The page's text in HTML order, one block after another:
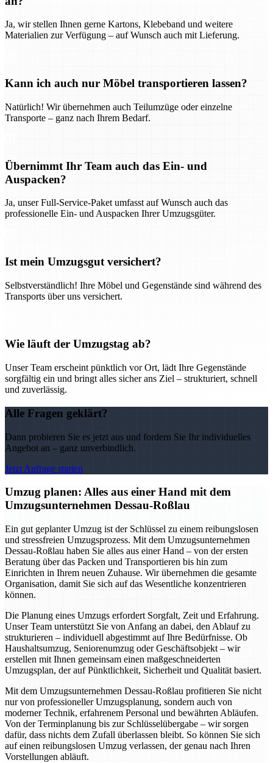
Ja, wir stellen Ihnen gerne Kartons, Klebeband und weitere
Materialien zur Verfügung – auf Wunsch auch mit Lieferung.
Kann ich auch nur Möbel transportieren lassen?
Natürlich! Wir übernehmen auch Teilumzüge oder einzelne
Transporte – ganz nach Ihrem Bedarf.
Übernimmt Ihr Team auch das Ein- und
Auspacken?
Ja, unser Full-Service-Paket umfasst auf Wunsch auch das
professionelle Ein- und Auspacken Ihrer Umzugsgüter.
Ist mein Umzugsgut versichert?
Selbstverständlich! Ihre Möbel und Gegenstände sind während des
Transports über uns versichert.
Wie läuft der Umzugstag ab?
Unser Team erscheint pünktlich vor Ort, lädt Ihre Gegenstände
sorgfältig ein und bringt alles sicher ans Ziel – strukturiert, schnell
und zuverlässig.
Alle Fragen geklärt?
Dann probieren Sie es jetzt aus und fordern Sie Ihr individuelles
Angebot an – ganz unverbindlich.
Jetzt Anfrage starten
Umzug planen: Alles aus einer Hand mit dem
Umzugsunternehmen Dessau-Roßlau
Ein gut geplanter Umzug ist der Schlüssel zu einem reibungslosen
und stressfreien Umzugsprozess. Mit dem Umzugsunternehmen
Dessau-Roßlau haben Sie alles aus einer Hand – von der ersten
Beratung über das Packen und Transportieren bis hin zum
Einrichten in Ihrem neuen Zuhause. Wir übernehmen die gesamte
Organisation, damit Sie sich auf das Wesentliche konzentrieren
können.
Die Planung eines Umzugs erfordert Sorgfalt, Zeit und Erfahrung.
Unser Team unterstützt Sie von Anfang an dabei, den Ablauf zu
strukturieren – individuell abgestimmt auf Ihre Bedürfnisse. Ob
Haushaltsumzug, Seniorenumzug oder Geschäftsobjekt – wir
erstellen mit Ihnen gemeinsam einen maßgeschneiderten
Umzugsplan, der auf Pünktlichkeit, Sicherheit und Qualität basiert.
Mit dem Umzugsunternehmen Dessau-Roßlau profitieren Sie nicht
nur von professioneller Umzugsplanung, sondern auch von
moderner Technik, erfahrenem Personal und bewährten Abläufen.
Von der Terminplanung bis zur Schlüsselübergabe – wir sorgen
dafür, dass nichts dem Zufall überlassen bleibt. So können Sie sich
auf einen reibungslosen Umzug verlassen, der genau nach Ihren
Vorstellungen abläuft.